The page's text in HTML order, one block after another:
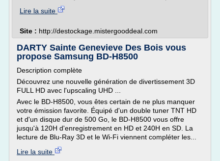
Lire la suite
Site : http://destockage.mistergooddeal.com
DARTY Sainte Genevieve Des Bois vous
propose Samsung BD-H8500
Description complète
Découvrez une nouvelle génération de divertissement 3D
FULL HD avec l'upscaling UHD ...
Avec le BD-H8500, vous êtes certain de ne plus manquer
votre émission favorite. Équipé d'un double tuner TNT HD
et d'un disque dur de 500 Go, le BD-H8500 vous offre
jusqu'à 120H d'enregistrement en HD et 240H en SD. La
lecture de Blu-Ray 3D et le Wi-Fi viennent compléter les...
Lire la suite